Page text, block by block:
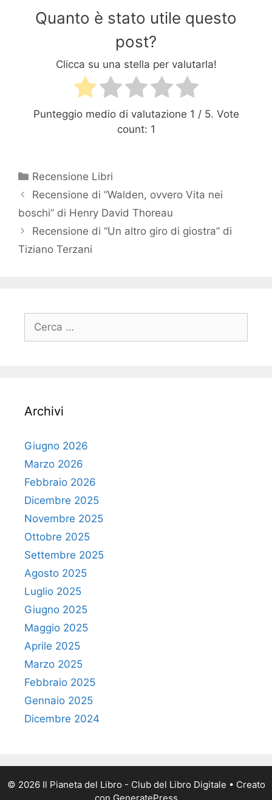
Quanto è stato utile questo
post?
Clicca su una stella per valutarla!
Punteggio medio di valutazione 1 / 5. Vote
count: 1
Categorie
Recensione Libri
Recensione di “Walden, ovvero Vita nei
boschi” di Henry David Thoreau
Recensione di “Un altro giro di giostra” di
Tiziano Terzani
per:
Archivi
Giugno 2026
Marzo 2026
Febbraio 2026
Dicembre 2025
Novembre 2025
Ottobre 2025
Settembre 2025
Agosto 2025
Luglio 2025
Giugno 2025
Maggio 2025
Aprile 2025
Marzo 2025
Febbraio 2025
Gennaio 2025
Dicembre 2024
© 2026 Il Pianeta del Libro - Club del Libro Digitale • Creato
con GeneratePress